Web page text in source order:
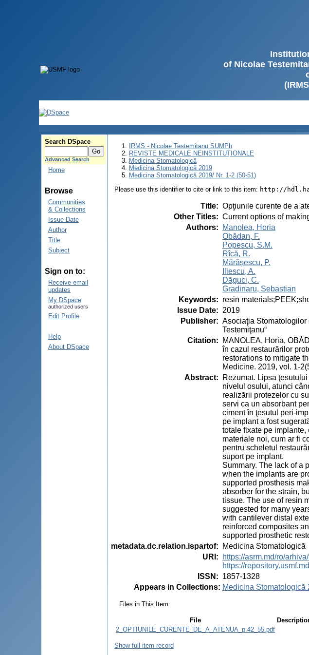
of Nicolae
Search DSpace
Advanced Search
Home
Browse
Communities
& Collections
Issue Date
Author
Title
Subject
Sign on to:
Receive email
updates
My DSpace
authorized users
Edit Profile
Help
About DSpace
IRMS - Nicolae Testemitanu SUMPh
REVISTE MEDICALE NEINSTITUȚIONALE
Medicina Stomatologică
Medicina Stomatologică 2019
Medicina Stomatologică 2019/ Nr. 1-2 (50-51)
Please use this identifier to cite or link to this item: http://
Title: Opţiunile curente de a
Other Titles: Current options of
Authors:
Manolea, Horia
Obădan, F.
Popescu, S.M.
Rîcă, R.
Mărășescu, P.
Iliescu, A.
Dăguci, C.
Gradinaru, Sebastian
Keywords: resin
Issue Date: 2019
Publisher: Asociaţia
Testemiţanu“
Citation:
MANOLEA, Horia,
în cazul restaurărilor
restorations to mitigate
Medicine. 2019, vol. 1-
Abstract:
Rezumat. Lipsa
nivelul osului, atunci
realizării protezelor cu
servi ca un absorbant
ciment în ţesutul peri-
pe implant a fost
totale fixate pe
materiale noi, cum ar fi
pentru scheletul
suport pe implant.
Summary. The lack of a
when the implants are
supported prosthesis
absorber for the strain,
tissue. The use of resin
suggested for many
with cantilever distal
reinforced composites
supported prosthetic
metadata.dc.relation.ispartof:
Medicina Stomatologică
URI :
https://asrm.md/ro/
https://
ISSN : 1857-1328
Appears in Collections: Medicina Stomatologică
Files in This Item:
File
2_OPTIUNILE_CURENTE_DE_A_ATENUA_p.42_55.pdf
Show full item record